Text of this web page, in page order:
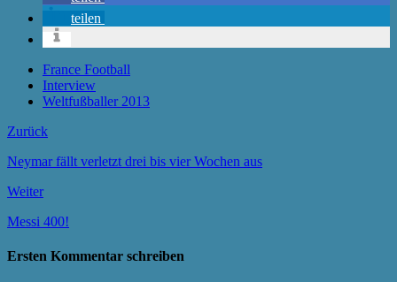
teilen
France Football
Interview
Weltfußballer 2013
Zurück
Neymar fällt verletzt drei bis vier Wochen aus
Weiter
Messi 400!
Ersten Kommentar schreiben